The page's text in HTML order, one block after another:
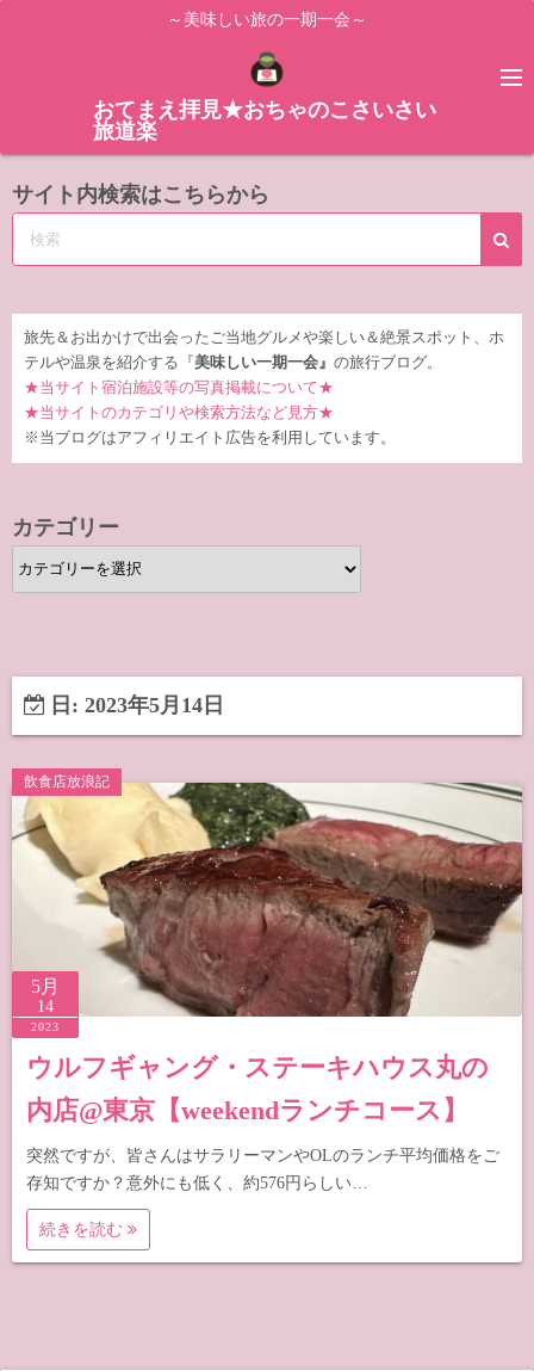
ス
ッ
～美味しい旅の一期一会～
おてまえ拝見★おちゃのこさいさい
旅道楽
サイト内検索はこちらから
旅先＆お出かけで出会ったご当地グルメや楽しい＆絶景スポット、ホ
テルや温泉を紹介する『 美味しい一期一会』 の旅行ブログ。
★当サイト宿泊施設等の写真掲載について★
★当サイトのカテゴリや検索方法など見方★
※当ブログはアフィリエイト広告を利用しています。
カテゴリー
カ
テ
ー
日: 2023年5月14日
飲食店放浪記
5月
14
2023
ウルフギャング・ステーキハウス丸の
内店@東京【weekendランチコース】
突然ですが、皆さんはサラリーマンやOLのランチ平均価格をご
存知ですか？意外にも低く、約576円らしい…
続きを読む